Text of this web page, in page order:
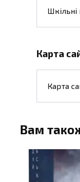
Карта
Карта
Вам